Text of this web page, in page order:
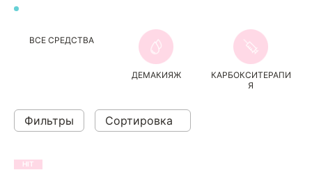
ВСЕ СРЕДСТВА
ДЕМАКИЯЖ
КАРБОКСИТЕРАПИ
Я
Фильтры Сортировка
HIT